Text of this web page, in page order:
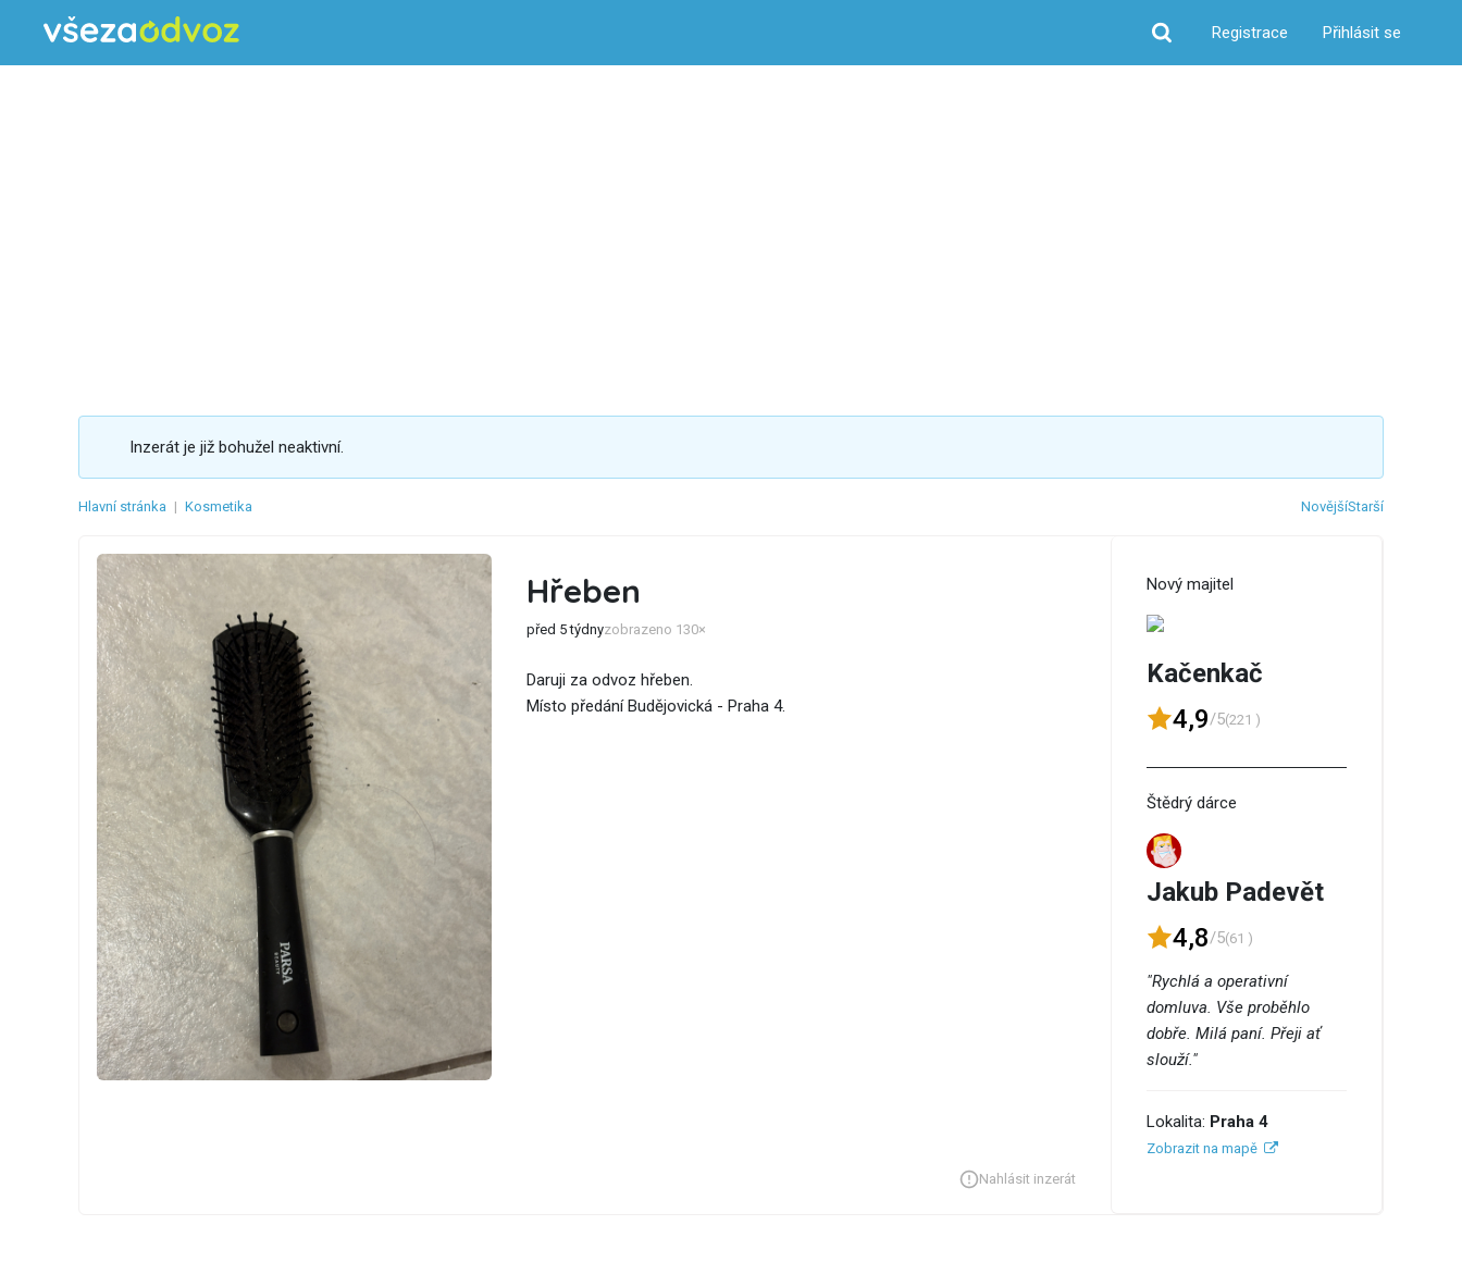
Hledat
Registrace Přihlásit se
Inzerát je již bohužel neaktivní.
Hlavní stránka | Kosmetika NovějšíStarší
Hřeben
před 5 týdnyzobrazeno 130×
Daruji za odvoz hřeben.
Místo předání Budějovická - Praha 4.
Nahlásit inzerát
Nový majitel
Kačenkač
4,9/5(221 )
Štědrý dárce
Jakub Padevět
4,8/5(61 )
"Rychlá a operativní
domluva. Vše proběhlo
dobře. Milá paní. Přeji ať
slouží."
Lokalita: Praha 4
Zobrazit na mapě